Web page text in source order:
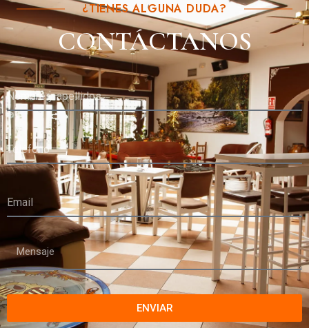
¿TIENES ALGUNA DUDA?
CONTÁCTANOS
ENVIAR